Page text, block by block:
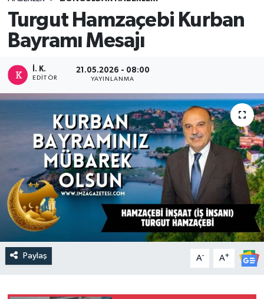
Turgut Hamzaçebi Kurban
Bayramı Mesajı
İ. K.
EDITÖR
21.05.2026 - 08:00
YAYINLANMA
Paylaş A- A+
BARTIN
BOLU
ÇAYCUMA
DÜZCE
EREĞLİ
GÖKÇEBEY
KARABÜK
KASTAMONU
Son Dakika Haberleri
Haber Arşivi